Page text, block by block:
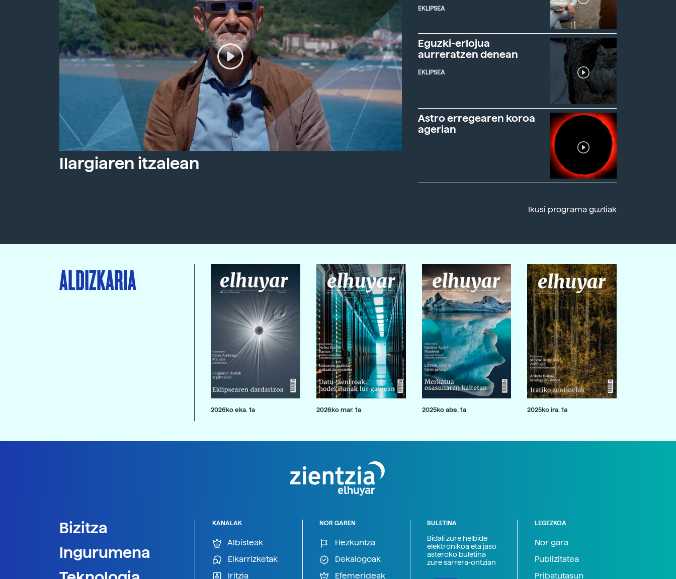
Ilargiaren itzalean
EKLIPSEA
Eguzki-erlojua
aurreratzen denean
EKLIPSEA
Astro erregearen koroa
agerian
Ikusi programa guztiak
ALDIZKARIA
2026ko eka. 1a 2026ko mar. 1a 2025ko abe. 1a 2025ko ira. 1a
Bizitza
Ingurumena
KANALAK
Albisteak
Elkarrizketak
Iritzia
NOR GAREN
Hezkuntza
Dekalogoak
Efemerideak
BULETINA
Bidali zure helbide
elektronikoa eta jaso
asteroko buletina
zure sarrera-ontzian
LEGEZKOA
Nor gara
Publizitatea
Pribatutasun